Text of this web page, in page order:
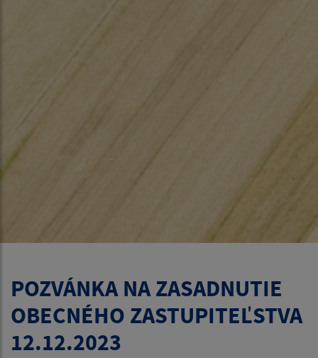
POZVÁNKA NA ZASADNUTIE
OBECNÉHO ZASTUPITEĽSTVA
12.12.2023